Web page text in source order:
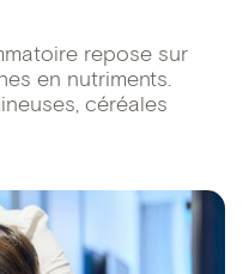
repose sur
en nutriments.
céréales